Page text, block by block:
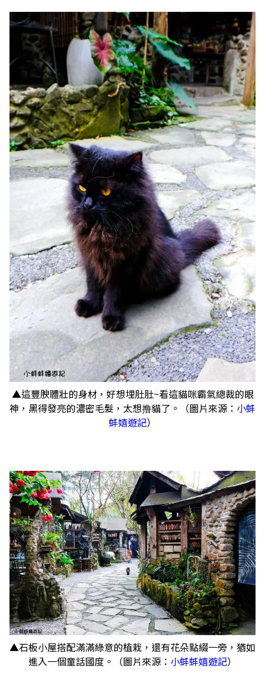
▲這豐腴體壯的身材，好想埋肚肚~看這貓咪霸氣總裁的眼
神，黑得發亮的濃密毛髮，太想撸貓了。（圖片來源： 小蚌
蚌嬉遊記）
▲石板小屋搭配滿滿綠意的植栽，還有花朵點綴一旁，猶如
進入一個童話國度。（圖片來源： 小蚌蚌嬉遊記）